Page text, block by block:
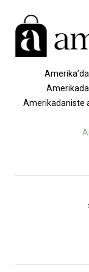
Amerikadaniste